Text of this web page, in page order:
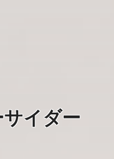
イダー